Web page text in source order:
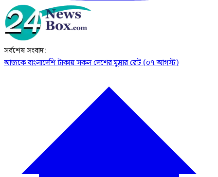
সর্বশেষ সংবাদ:
আজকে বাংলাদেশি টাকায় সকল দেশের মুদ্রার রেট (০৭ আগস্ট)